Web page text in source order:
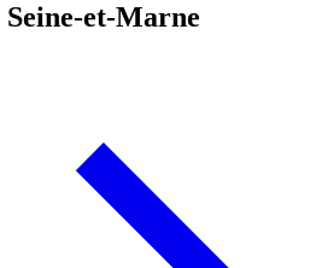
Seine-et-Marne